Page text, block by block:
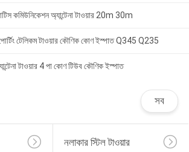
কমিউনিকেশন অ্যান্টেনা টাওয়ার 20m 30m
টেলিকম টাওয়ার কৌণিক কোণ ইস্পাত Q345 Q235
টাওয়ার 4 পা কোণ টিউব কৌণিক ইস্পাত
সব
নলাকার স্টিল টাওয়ার